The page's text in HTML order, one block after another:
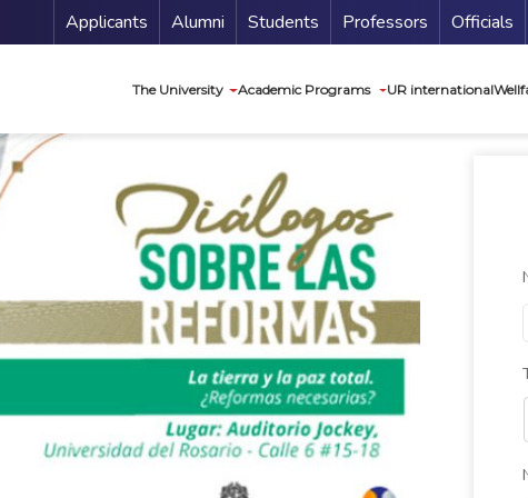
Menu Secundario
Applicants Alumni Students Professors Officials
The University Academic Programs UR international